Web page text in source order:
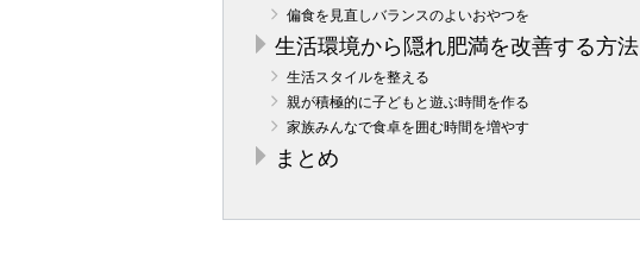
偏食を見直しバランスのよいおやつを
生活環境から隠れ肥満を改善する方法
生活スタイルを整える
親が積極的に子どもと遊ぶ時間を作る
家族みんなで食卓を囲む時間を増やす
まとめ